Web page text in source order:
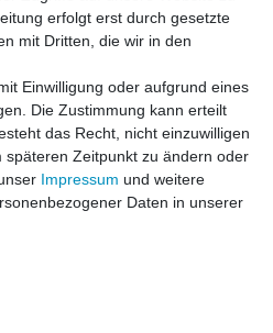
** Hierbei handelt es sich um ein Pflichtfeld.
erfolgt erst durch gesetzte
mit Dritten, die wir in den
Einwilligung oder aufgrund eines
Die Zustimmung kann erteilt
das Recht, nicht einzuwilligen
späteren Zeitpunkt zu ändern oder
Impressum und weitere
Daten in unserer